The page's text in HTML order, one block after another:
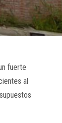
fuerte
al